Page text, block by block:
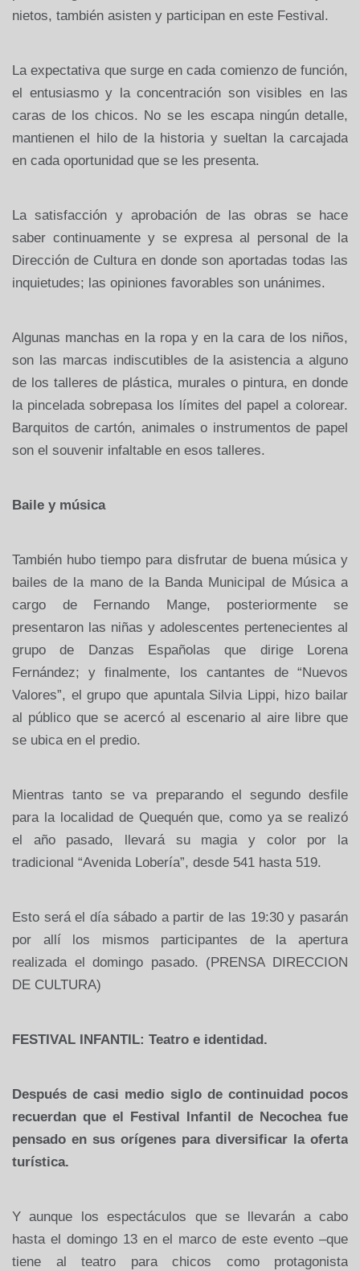
nietos, también asisten y participan en este Festival.
La expectativa que surge en cada comienzo de función,
el entusiasmo y la concentración son visibles en las
caras de los chicos. No se les escapa ningún detalle,
mantienen el hilo de la historia y sueltan la carcajada
en cada oportunidad que se les presenta.
La satisfacción y aprobación de las obras se hace
saber continuamente y se expresa al personal de la
Dirección de Cultura en donde son aportadas todas las
inquietudes; las opiniones favorables son unánimes.
Algunas manchas en la ropa y en la cara de los niños,
son las marcas indiscutibles de la asistencia a alguno
de los talleres de plástica, murales o pintura, en donde
la pincelada sobrepasa los límites del papel a colorear.
Barquitos de cartón, animales o instrumentos de papel
son el souvenir infaltable en esos talleres.
Baile y música
También hubo tiempo para disfrutar de buena música y
bailes de la mano de la Banda Municipal de Música a
cargo de Fernando Mange, posteriormente se
presentaron las niñas y adolescentes pertenecientes al
grupo de Danzas Españolas que dirige Lorena
Fernández; y finalmente, los cantantes de “Nuevos
Valores”, el grupo que apuntala Silvia Lippi, hizo bailar
al público que se acercó al escenario al aire libre que
se ubica en el predio.
Mientras tanto se va preparando el segundo desfile
para la localidad de Quequén que, como ya se realizó
el año pasado, llevará su magia y color por la
tradicional “Avenida Lobería”, desde 541 hasta 519.
Esto será el día sábado a partir de las 19:30 y pasarán
por allí los mismos participantes de la apertura
realizada el domingo pasado. (PRENSA DIRECCION
DE CULTURA)
FESTIVAL INFANTIL: Teatro e identidad.
Después de casi medio siglo de continuidad pocos
recuerdan que el Festival Infantil de Necochea fue
pensado en sus orígenes para diversificar la oferta
turística.
Y aunque los espectáculos que se llevarán a cabo
hasta el domingo 13 en el marco de este evento –que
tiene al teatro para chicos como protagonista